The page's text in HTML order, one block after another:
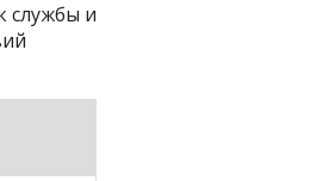
службы и